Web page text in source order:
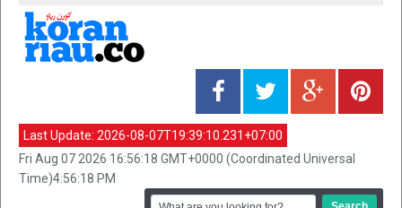
Last Update: 2026-08-07T19:39:10.231+07:00
Fri Aug 07 2026 16:56:18 GMT+0000 (Coordinated Universal
Time)4:56:18 PM